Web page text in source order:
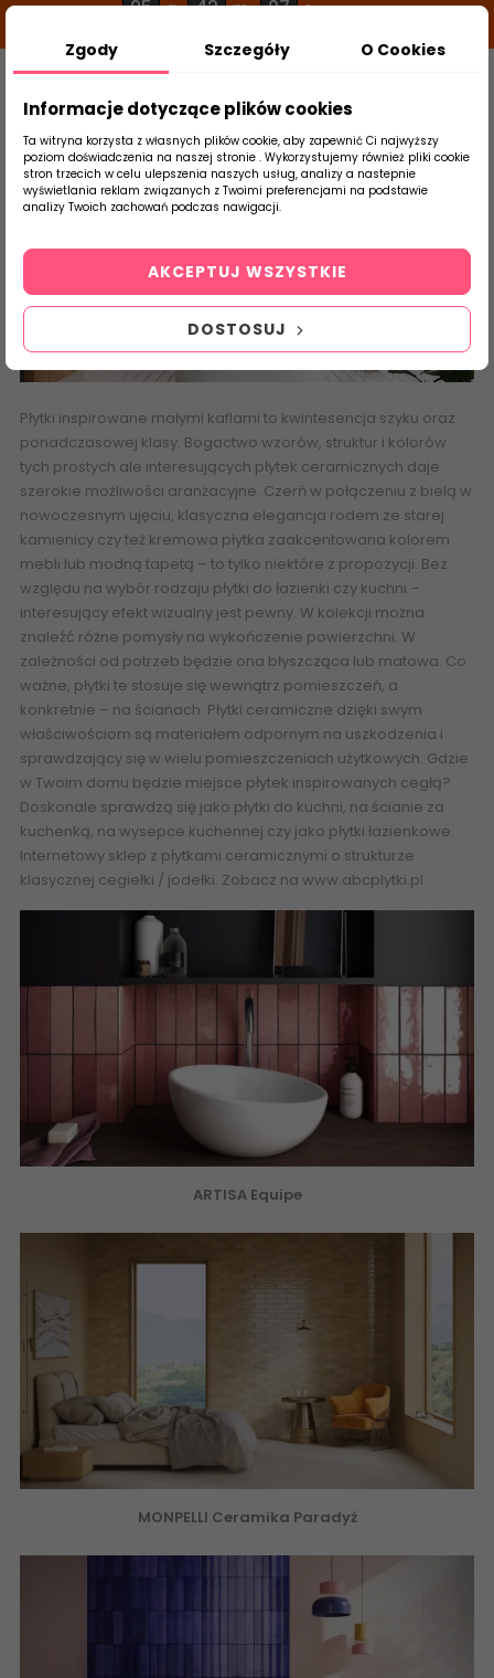
05 g 42 m 06 s
Szukaj
produktu
Strona Główna Cegiełki
Cegiełki
Płytki inspirowane małymi kaflami to kwintesencja szyku oraz
ponadczasowej klasy. Bogactwo wzorów, struktur i kolorów
tych prostych ale interesujących płytek ceramicznych daje
szerokie możliwości aranżacyjne. Czerń w połączeniu z bielą w
nowoczesnym ujęciu, klasyczna elegancja rodem ze starej
kamienicy czy też kremowa płytka zaakcentowana kolorem
mebli lub modną tapetą – to tylko niektóre z propozycji. Bez
względu na wybór rodzaju płytki do łazienki czy kuchni –
interesujący efekt wizualny jest pewny. W kolekcji można
znaleźć różne pomysły na wykończenie powierzchni. W
zależności od potrzeb będzie ona błyszcząca lub matowa. Co
ważne, płytki te stosuje się wewnątrz pomieszczeń, a
konkretnie – na ścianach. Płytki ceramiczne dzięki swym
właściwościom są materiałem odpornym na uszkodzenia i
sprawdzający się w wielu pomieszczeniach użytkowych. Gdzie
w Twoim domu będzie miejsce płytek inspirowanych cegłą?
Doskonale sprawdzą się jako płytki do kuchni, na ścianie za
kuchenką, na wysepce kuchennej czy jako płytki łazienkowe.
Internetowy sklep z płytkami ceramicznymi o strukturze
klasycznej cegiełki / jodełki. Zobacz na www.abcplytki.pl
ARTISA Equipe
MONPELLI Ceramika Paradyż
Zgody Szczegóły O Cookies
Informacje dotyczące plików cookies
Ta witryna korzysta z własnych plików cookie, aby zapewnić Ci najwyższy
poziom doświadczenia na naszej stronie . Wykorzystujemy również pliki cookie
stron trzecich w celu ulepszenia naszych usług, analizy a nastepnie
wyświetlania reklam związanych z Twoimi preferencjami na podstawie
analizy Twoich zachowań podczas nawigacji.
DOSTOSUJ
AKCEPTUJ WSZYSTKIE